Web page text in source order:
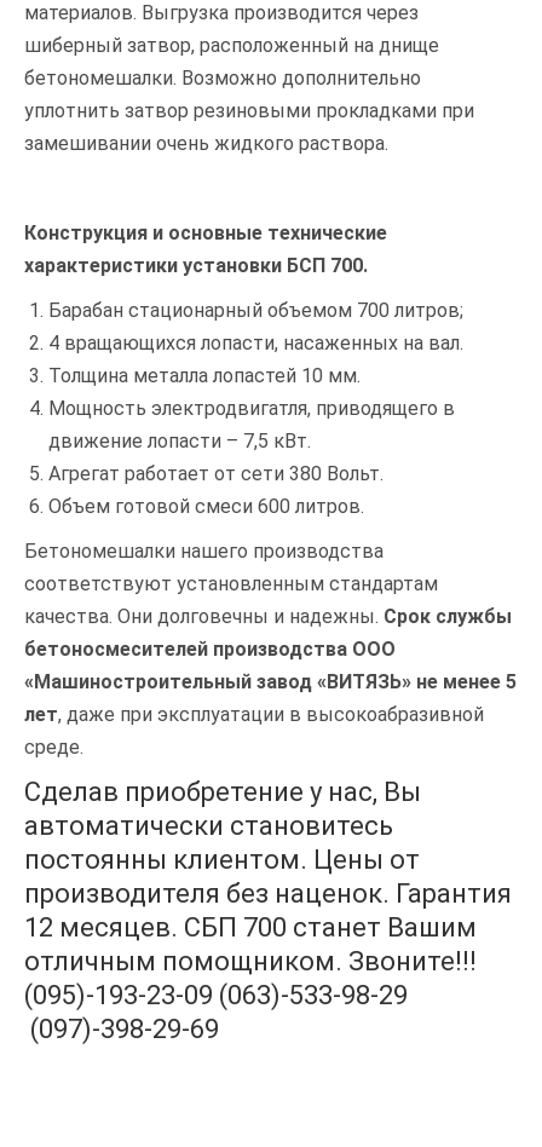
материалов. Выгрузка производится через
шиберный затвор, расположенный на днище
бетономешалки. Возможно дополнительно
уплотнить затвор резиновыми прокладками при
замешивании очень жидкого раствора.
Конструкция и основные технические
характеристики установки БСП 700.
Барабан стационарный объемом 700 литров;
4 вращающихся лопасти, насаженных на вал.
Толщина металла лопастей 10 мм.
Мощность электродвигатля, приводящего в
движение лопасти – 7,5 кВт.
Агрегат работает от сети 380 Вольт.
Объем готовой смеси 600 литров.
Бетономешалки нашего производства
соответствуют установленным стандартам
качества. Они долговечны и надежны. Срок службы
бетоносмесителей производства ООО
«Машиностроительный завод «ВИТЯЗЬ» не менее 5
лет, даже при эксплуатации в высокоабразивной
среде.
Сделав приобретение у нас, Вы
автоматически становитесь
постоянны клиентом. Цены от
производителя без наценок. Гарантия
12 месяцев. СБП 700 станет Вашим
отличным помощником. Звоните!!!
(095)-193-23-09 (063)-533-98-29
(097)-398-29-69